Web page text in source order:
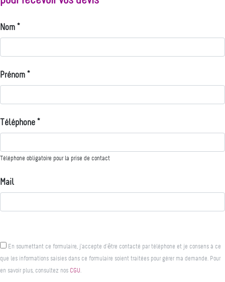
Nom *
Prénom *
Téléphone *
Téléphone obligatoire pour la prise de contact
Mail
En soumettant ce formulaire, j'accepte d'être contacté par téléphone et je consens à ce
que les informations saisies dans ce formulaire soient traitées pour gérer ma demande. Pour
en savoir plus, consultez nos CGU.